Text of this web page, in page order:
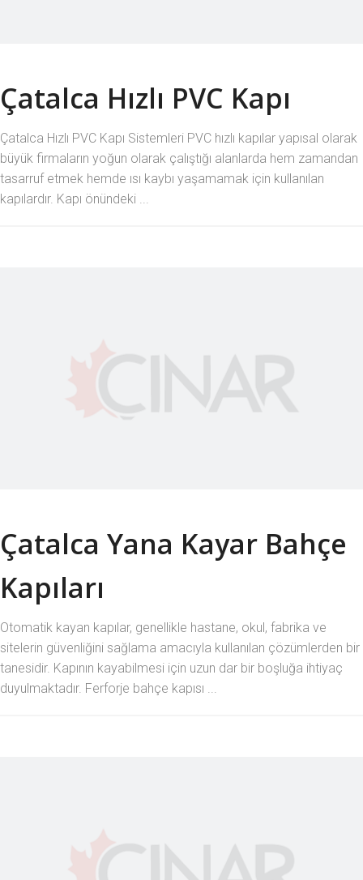
Çatalca Hızlı PVC Kapı
Çatalca Hızlı PVC Kapı Sistemleri PVC hızlı kapılar yapısal olarak
büyük firmaların yoğun olarak çalıştığı alanlarda hem zamandan
tasarruf etmek hemde ısı kaybı yaşamamak için kullanılan
kapılardır. Kapı önündeki ...
Çatalca Yana Kayar Bahçe
Kapıları
Otomatik kayan kapılar, genellikle hastane, okul, fabrika ve
sitelerin güvenliğini sağlama amacıyla kullanılan çözümlerden bir
tanesidir. Kapının kayabilmesi için uzun dar bir boşluğa ihtiyaç
duyulmaktadır. Ferforje bahçe kapısı ...